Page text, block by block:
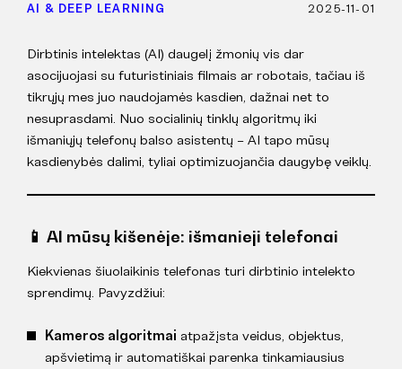
AI & DEEP LEARNING 2025-11-01
Dirbtinis intelektas (AI) daugelį žmonių vis dar
asocijuojasi su futuristiniais filmais ar robotais, tačiau iš
tikrųjų mes juo naudojamės kasdien, dažnai net to
nesuprasdami. Nuo socialinių tinklų algoritmų iki
išmaniųjų telefonų balso asistentų – AI tapo mūsų
kasdienybės dalimi, tyliai optimizuojančia daugybę veiklų.
📱 AI mūsų kišenėje: išmanieji telefonai
Kiekvienas šiuolaikinis telefonas turi dirbtinio intelekto
sprendimų. Pavyzdžiui:
Kameros algoritmai atpažįsta veidus, objektus,
apšvietimą ir automatiškai parenka tinkamiausius